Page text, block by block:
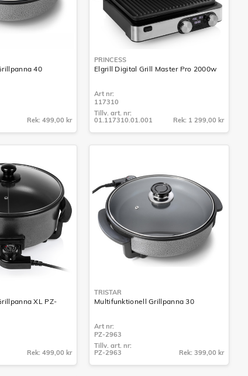
40
Rek: 499,00 kr
PRINCESS
Elgrill Digital Grill Master Pro 2000w
Art nr:
117310
01.117310.01.001
Tillv. art. nr:
01.117310.01.001
Rek: 1 299,00 kr
XL PZ-
Rek: 499,00 kr
TRISTAR
Multifunktionell Grillpanna 30
Art nr:
PZ-2963
PZ-2963
Tillv. art. nr:
PZ-2963
Rek: 399,00 kr